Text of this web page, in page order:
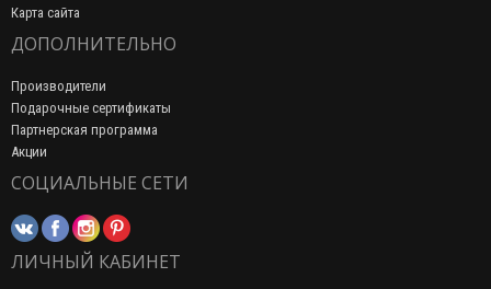
Карта сайта
ДОПОЛНИТЕЛЬНО
Производители
Подарочные сертификаты
Партнерская программа
Акции
СОЦИАЛЬНЫЕ СЕТИ
ЛИЧНЫЙ КАБИНЕТ